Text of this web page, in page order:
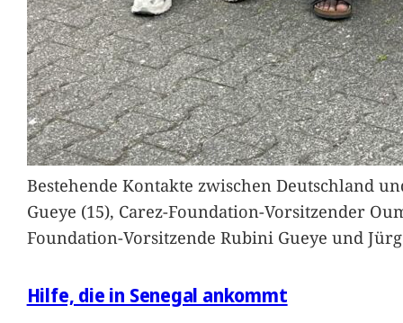
Bestehende Kontakte zwischen Deutschland
Gueye (15), Carez-Foundation-Vorsitzender
Foundation-Vorsitzende Rubini Gueye und
Hilfe, die in Senegal ankommt